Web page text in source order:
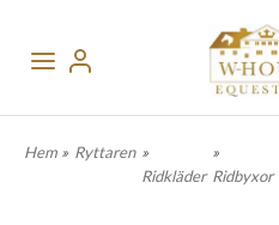
Hem » Ryttaren »
Ridkläder
»
Ridbyxor